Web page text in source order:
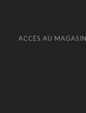
ACCÈS AU